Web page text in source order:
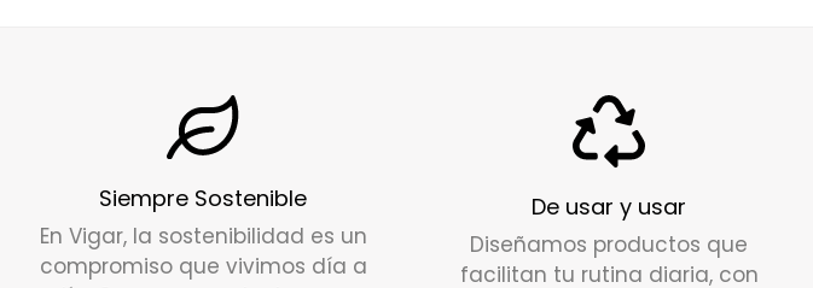
Siempre Sostenible
En Vigar, la sostenibilidad es un
compromiso que vivimos día a
De usar y usar
Diseñamos productos que
facilitan tu rutina diaria, con